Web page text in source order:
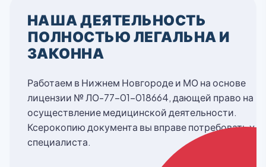
НАША ДЕЯТЕЛЬНОСТЬ
ПОЛНОСТЬЮ ЛЕГАЛЬНА И
ЗАКОННА
Работаем в Нижнем Новгороде и МО на основе
лицензии № ЛО-77-01-018664, дающей право на
осуществление медицинской деятельности.
Ксерокопию документа вы вправе потребовать у
специалиста.